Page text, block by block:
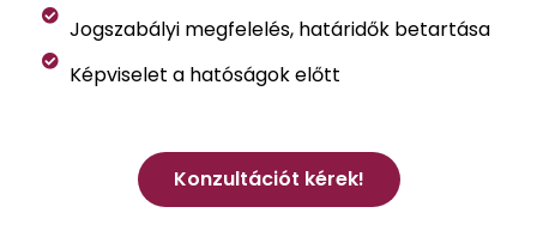
Jogszabályi megfelelés, határidők betartása
Képviselet a hatóságok előtt
Konzultációt kérek!